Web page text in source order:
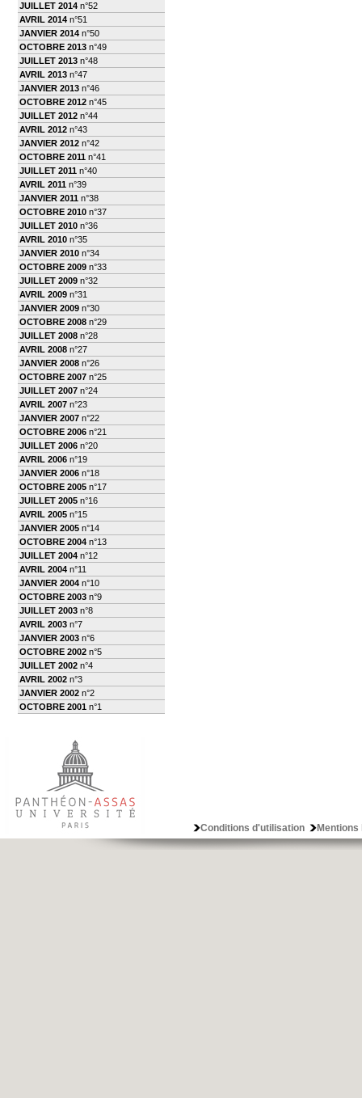
JUILLET 2014 n°52
AVRIL 2014 n°51
JANVIER 2014 n°50
OCTOBRE 2013 n°49
JUILLET 2013 n°48
AVRIL 2013 n°47
JANVIER 2013 n°46
OCTOBRE 2012 n°45
JUILLET 2012 n°44
AVRIL 2012 n°43
JANVIER 2012 n°42
OCTOBRE 2011 n°41
JUILLET 2011 n°40
AVRIL 2011 n°39
JANVIER 2011 n°38
OCTOBRE 2010 n°37
JUILLET 2010 n°36
AVRIL 2010 n°35
JANVIER 2010 n°34
OCTOBRE 2009 n°33
JUILLET 2009 n°32
AVRIL 2009 n°31
JANVIER 2009 n°30
OCTOBRE 2008 n°29
JUILLET 2008 n°28
AVRIL 2008 n°27
JANVIER 2008 n°26
OCTOBRE 2007 n°25
JUILLET 2007 n°24
AVRIL 2007 n°23
JANVIER 2007 n°22
OCTOBRE 2006 n°21
JUILLET 2006 n°20
AVRIL 2006 n°19
JANVIER 2006 n°18
OCTOBRE 2005 n°17
JUILLET 2005 n°16
AVRIL 2005 n°15
JANVIER 2005 n°14
OCTOBRE 2004 n°13
JUILLET 2004 n°12
AVRIL 2004 n°11
JANVIER 2004 n°10
OCTOBRE 2003 n°9
JUILLET 2003 n°8
AVRIL 2003 n°7
JANVIER 2003 n°6
OCTOBRE 2002 n°5
JUILLET 2002 n°4
AVRIL 2002 n°3
JANVIER 2002 n°2
OCTOBRE 2001 n°1
Conditions d'utilisation Mentions